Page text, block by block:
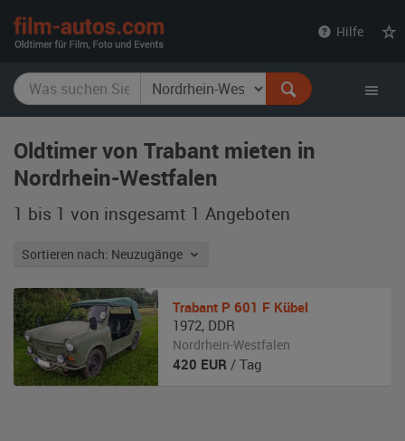
Hilfe
Oldtimer von Trabant mieten in
Nordrhein-Westfalen
1 bis 1 von insgesamt 1 Angeboten
Sortieren nach: Neuzugänge
Trabant P 601 F Kübel
1972, DDR
Nordrhein-Westfalen
420 EUR / Tag